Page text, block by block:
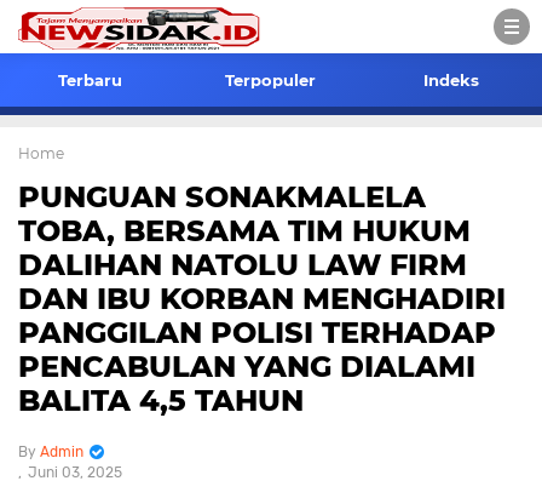
Terbaru Terpopuler Indeks
Home
PUNGUAN SONAKMALELA
TOBA, BERSAMA TIM HUKUM
DALIHAN NATOLU LAW FIRM
DAN IBU KORBAN MENGHADIRI
PANGGILAN POLISI TERHADAP
PENCABULAN YANG DIALAMI
BALITA 4,5 TAHUN
Admin
Juni 03, 2025